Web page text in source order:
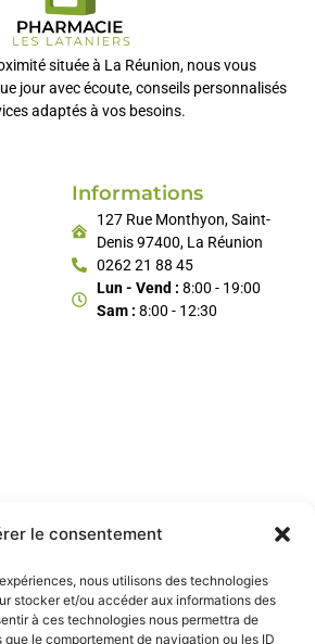
le consentement
nous utilisons des technologies
stocker et/ou accéder aux informations des
à ces technologies nous permettra de
le comportement de navigation ou les ID
située à La Réunion, nous vous
jour avec écoute, conseils personnalisés
adaptés à vos besoins.
Informations
127 Rue Monthyon, Saint-
Denis 97400, La Réunion
0262 21 88 45
Lun - Vend : 8:00 - 19:00
Sam : 8:00 - 12:30
Notre Newsletter
et nos nouveautés en avant-première.